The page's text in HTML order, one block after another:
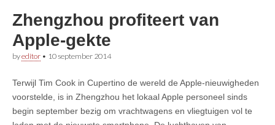
Zhengzhou profiteert van
Apple-gekte
byeditor • 10 september 2014
Terwijl Tim Cook in Cupertino de wereld de Apple-nieuwigheden
voorstelde, is in Zhengzhou het lokaal Apple personeel sinds
begin september bezig om vrachtwagens en vliegtuigen vol te